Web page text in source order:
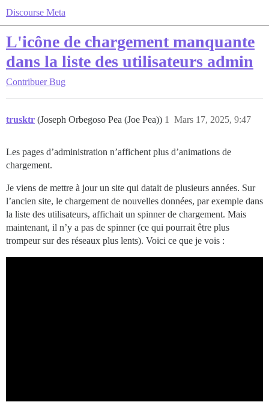
Discourse Meta
L'icône de chargement manquante
dans la liste des utilisateurs admin
Contribuer Bug
trusktr (Joseph Orbegoso Pea (Joe Pea)) Mars 17, 2025, 9:47
1
Les pages d’administration n’affichent plus d’animations de
chargement.
Je viens de mettre à jour un site qui datait de plusieurs années. Sur
l’ancien site, le chargement de nouvelles données, par exemple dans
la liste des utilisateurs, affichait un spinner de chargement. Mais
maintenant, il n’y a pas de spinner (ce qui pourrait être plus
trompeur sur des réseaux plus lents). Voici ce que je vois :